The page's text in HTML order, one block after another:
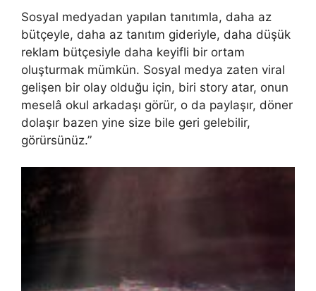
Sosyal medyadan yapılan tanıtımla, daha az
bütçeyle, daha az tanıtım gideriyle, daha düşük
reklam bütçesiyle daha keyifli bir ortam
oluşturmak mümkün. Sosyal medya zaten viral
gelişen bir olay olduğu için, biri story atar, onun
meselâ okul arkadaşı görür, o da paylaşır, döner
dolaşır bazen yine size bile geri gelebilir,
görürsünüz.”